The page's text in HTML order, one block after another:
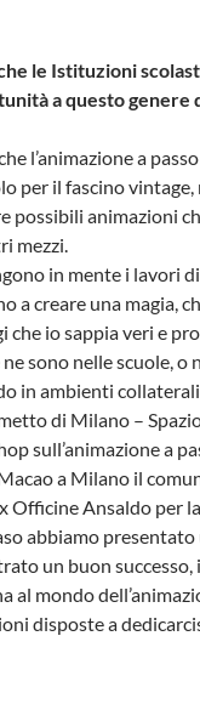
le Istituzioni
a questo genere
l’animazione a
per il fascino vintage,
possibili animazioni
mezzi.
in mente i lavori
a creare una magia,
che io sappia veri e
ne sono nelle scuole,
in ambienti
di Milano –
sull’animazione a
a Milano il
Officine Ansaldo per
abbiamo
un buon successo,
al mondo
disposte a